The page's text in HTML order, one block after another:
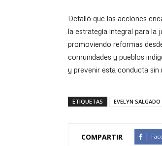
Detalló que las acciones
la estrategia integral para la
promoviendo reformas
comunidades y pueblos
y prevenir esta conducta
ETIQUETAS EVELYN SALGADO
COMPARTIR